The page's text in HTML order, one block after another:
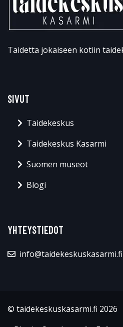
Taidetta jokaiseen kotiin
SIVUT
Taidekeskus
Taidekeskus Kasarmi
Suomen museot
Blogi
YHTEYSTIEDOT
info@taidekeskuskasarmi.fi
© taidekeskuskasarmi.fi 2026